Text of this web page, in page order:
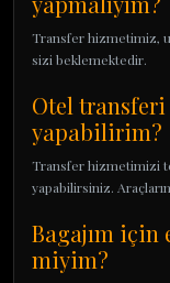
Transfer hizmetimiz,
sizi beklemektedir.
Otel
yapabilirim?
Transfer hizmetimizi
yapabilirsiniz.
Bagajım için
miyim?